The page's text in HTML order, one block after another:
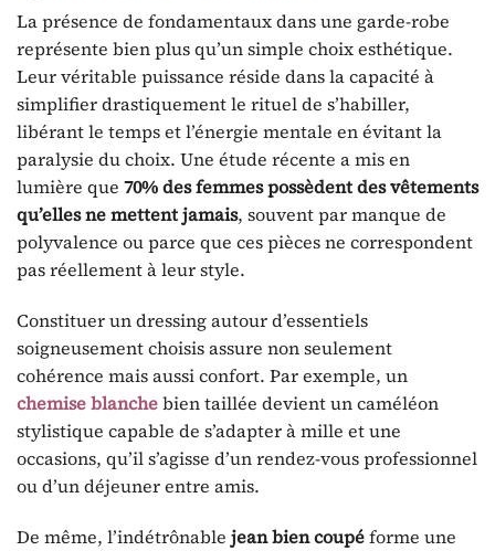
La présence de fondamentaux dans une garde-robe
représente bien plus qu’un simple choix esthétique.
Leur véritable puissance réside dans la capacité à
simplifier drastiquement le rituel de s’habiller,
libérant le temps et l’énergie mentale en évitant la
paralysie du choix. Une étude récente a mis en
lumière que 70% des femmes possèdent des vêtements
qu’elles ne mettent jamais, souvent par manque de
polyvalence ou parce que ces pièces ne correspondent
pas réellement à leur style.
Constituer un dressing autour d’essentiels
soigneusement choisis assure non seulement
cohérence mais aussi confort. Par exemple, un
chemise blanchebien taillée devient un caméléon
stylistique capable de s’adapter à mille et une
occasions, qu’il s’agisse d’un rendez-vous professionnel
ou d’un déjeuner entre amis.
De même, l’indétrônable jean bien coupéforme une